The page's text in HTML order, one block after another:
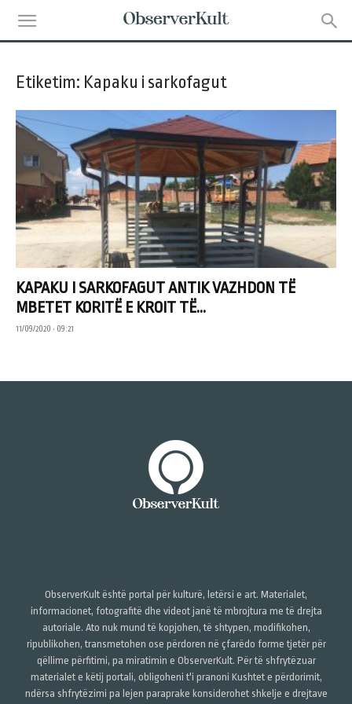
Etiketim: Kapaku i sarkofagut
KAPAKU I SARKOFAGUT ANTIK VAZHDON TË
MBETET KORITË E KROIT TË...
11/09/2020 • 09:21
ObserverKult është portal për kulturë, letërsi e art. Materialet,
informacionet, fotografitë dhe videot janë të mbrojtura me të drejta
autoriale. Ato nuk mund të kopjohen, të shtypen, modifikohen,
ripublikohen, transmetohen ose përdoren në çfarëdo forme tjetër për
qëllime përfitimi, pa miratimin e ObserverKult. Për të shfrytëzuar
materialet e këtij portali, obligoheni t'i pranoni Kushtet e përdorimit,
ndërsa shfrytëzimi pa lejen paraprake konsiderohet shkelje e drejtave